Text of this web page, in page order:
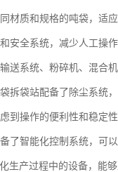
材质和规格的吨袋，适应
安全系统，减少人工操作
送系统、粉碎机、混合
拆袋站配备了除尘系统
到操作的便利性和稳定性
了智能化控制系统，可
生产过程中的设备，能